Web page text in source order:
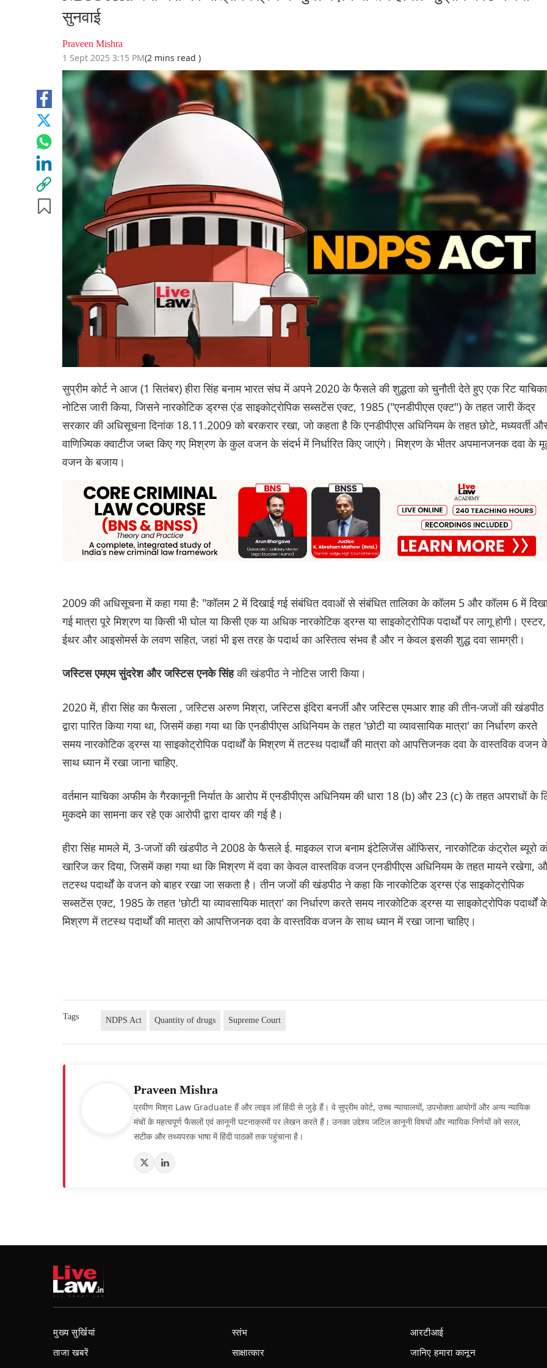
सुनवाई
Praveen Mishra
1 Sept 2025 3:15 PM(2 mins read )
सुप्रीम कोर्ट ने आज (1 सितंबर) हीरा सिंह बनाम भारत संघ में अपने 2020 के फैसले की शुद्धता को चुनौती देते हुए एक रिट
नोटिस जारी किया, जिसने नारकोटिक ड्रग्स एंड साइकोट्रोपिक सब्सटेंस एक्ट, 1985 ("एनडीपीएस एक्ट") के तहत जारी केंद्र
सरकार की अधिसूचना दिनांक 18.11.2009 को बरकरार रखा, जो कहता है कि एनडीपीएस अधिनियम के तहत छोटे, मध्यवर्ती
वाणिज्यिक क्वाटीज जब्त किए गए मिश्रण के कुल वजन के संदर्भ में निर्धारित किए जाएंगे। मिश्रण के भीतर अपमानजनक दवा के
वजन के बजाय।
2009 की अधिसूचना में कहा गया है: "कॉलम 2 में दिखाई गई संबंधित दवाओं से संबंधित तालिका के कॉलम 5 और कॉलम 6 में
गई मात्रा पूरे मिश्रण या किसी भी घोल या किसी एक या अधिक नारकोटिक ड्रग्स या साइकोट्रोपिक पदार्थों पर लागू होगी। एस्टर,
ईथर और आइसोमर्स के लवण सहित, जहां भी इस तरह के पदार्थ का अस्तित्व संभव है और न केवल इसकी शुद्ध दवा सामग्री।
जस्टिस एमएम सुंदरेश और जस्टिस एनके सिंहकी खंडपीठ ने नोटिस जारी किया।
2020 में, हीरा सिंह का फैसला , जस्टिस अरुण मिश्रा, जस्टिस इंदिरा बनर्जी और जस्टिस एमआर शाह की तीन-जजों की खंडपीठ
द्वारा पारित किया गया था, जिसमें कहा गया था कि एनडीपीएस अधिनियम के तहत 'छोटी या व्यावसायिक मात्रा' का निर्धारण करते
समय नारकोटिक ड्रग्स या साइकोट्रोपिक पदार्थों के मिश्रण में तटस्थ पदार्थों की मात्रा को आपत्तिजनक दवा के वास्तविक वजन
साथ ध्यान में रखा जाना चाहिए.
वर्तमान याचिका अफीम के गैरकानूनी निर्यात के आरोप में एनडीपीएस अधिनियम की धारा 18 (b) और 23 (c) के तहत अपराधों के
मुकदमे का सामना कर रहे एक आरोपी द्वारा दायर की गई है।
हीरा सिंह मामले में, 3-जजों की खंडपीठ ने 2008 के फैसले ई. माइकल राज बनाम इंटेलिजेंस ऑफिसर, नारकोटिक कंट्रोल ब्यूरो
खारिज कर दिया, जिसमें कहा गया था कि मिश्रण में दवा का केवल वास्तविक वजन एनडीपीएस अधिनियम के तहत मायने रखेगा,
तटस्थ पदार्थों के वजन को बाहर रखा जा सकता है। तीन जजों की खंडपीठ ने कहा कि नारकोटिक ड्रग्स एंड साइकोट्रोपिक
सब्सटेंस एक्ट, 1985 के तहत 'छोटी या व्यावसायिक मात्रा' का निर्धारण करते समय नारकोटिक ड्रग्स या साइकोट्रोपिक पदार्थों
मिश्रण में तटस्थ पदार्थों की मात्रा को आपत्तिजनक दवा के वास्तविक वजन के साथ ध्यान में रखा जाना चाहिए।
Tags NDPS Act Quantity of drugs Supreme Court
Praveen Mishra
प्रवीण मिश्रा Law Graduate हैं और लाइव लॉ हिंदी से जुड़े हैं। वे सुप्रीम कोर्ट, उच्च न्यायालयों, उपभोक्ता आयोगों और अन्य न्यायिक
मंचों के महत्वपूर्ण फैसलों एवं कानूनी घटनाक्रमों पर लेखन करते हैं। उनका उद्देश्य जटिल कानूनी विषयों और न्यायिक निर्णयों को सरल,
सटीक और तथ्यपरक भाषा में हिंदी पाठकों तक पहुंचाना है।
मुख्य सुर्खियां
ताजा खबरें
स्तंभ
साक्षात्कार
आरटीआई
जानिए हमारा कानून